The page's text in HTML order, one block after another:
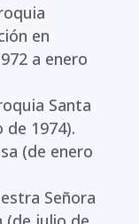
en
a enero
Santa
1974).
(de enero
Señora